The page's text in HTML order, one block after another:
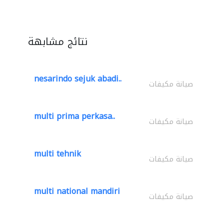
نتائج مشابهة
nesarindo sejuk abadi.. صيانة مكيفات
multi prima perkasa.. صيانة مكيفات
multi tehnik صيانة مكيفات
multi national mandiri صيانة مكيفات